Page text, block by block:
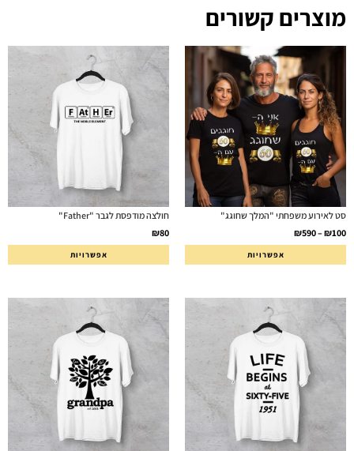
מוצרים קשורים
סט לאירוע משפחתי "המלך שחוגג"
₪100
–
₪590
אפשרויות
חולצה מודפסת לגבר "Father"
₪80
אפשרויות